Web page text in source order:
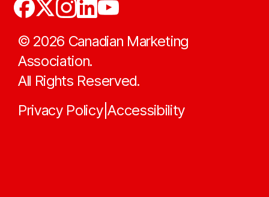
© 2026 Canadian Marketing
Association.
All Rights Reserved.
Privacy Policy|Accessibility